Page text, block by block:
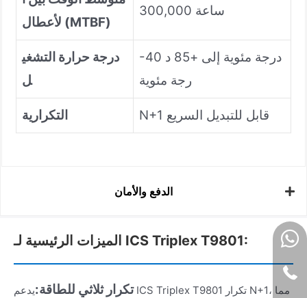
لأعطال (MTBF)
300,000 ساعة
درجة حرارة التشغي
ل
-40 درجة مئوية إلى +85 د
رجة مئوية
التكرارية N+1 قابل للتبديل السريع
الدفع والأمان
الميزات الرئيسية لـ ICS Triplex T9801:
تكرار ثلاثي للطاقة:يدعم ICS Triplex T9801 تكرار N+1، مما